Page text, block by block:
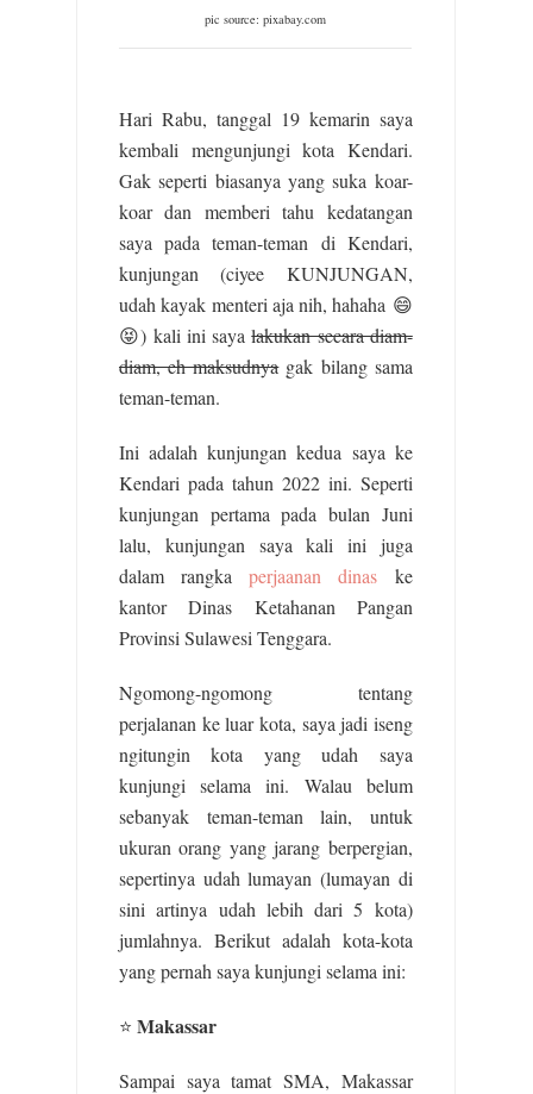
pic source: pixabay.com
Hari Rabu, tanggal 19 kemarin saya
kembali mengunjungi kota Kendari.
Gak seperti biasanya yang suka koar-
koar dan memberi tahu kedatangan
saya pada teman-teman di Kendari,
kunjungan (ciyee KUNJUNGAN,
udah kayak menteri aja nih, hahaha 😄
😝) kali ini sayalakukan secara diam-
diam, eh maksudnyagak bilang sama
teman-teman.
Ini adalah kunjungan kedua saya ke
Kendari pada tahun 2022 ini. Seperti
kunjungan pertama pada bulan Juni
lalu, kunjungan saya kali ini juga
dalam rangka perjaanan dinaske
kantor Dinas Ketahanan Pangan
Provinsi Sulawesi Tenggara.
Ngomong-ngomong tentang
perjalanan ke luar kota, saya jadi iseng
ngitungin kota yang udah saya
kunjungi selama ini. Walau belum
sebanyak teman-teman lain, untuk
ukuran orang yang jarang berpergian,
sepertinya udah lumayan (lumayan di
sini artinya udah lebih dari 5 kota)
jumlahnya. Berikut adalah kota-kota
yang pernah saya kunjungi selama ini:
⭐ Makassar
Sampai saya tamat SMA, Makassar